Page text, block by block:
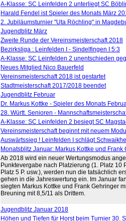
A-Klasse: SC Leinfelden 2 unterliegt SC
Harald Fendel ist Spieler des Monats März
2. Jubiläumsturnier "Uta Röchling" in
Jugendblitz März
Zweite Runde der Vereinsmeisterschaft 2018
Bezirksliga : Leinfelden I - Sindelfingen I 5:3
A-Klasse: SC Leinfelden 2 unentschieden
Neues Mitglied Nico Bauerfeld
Vereinsmeisterschaft 2018 ist gestartet
Stadtmeisterschaft 2017/2018 beendet
Jugendblitz Februar
Dr. Markus Kottke - Spieler des Monats
28. Württ. Senioren -
A-Klasse: SC Leinfelden 2 besiegt SC
Vereinsmeisterschaft beginnt mit neuem
Auswärtssieg ! Leinfelden I schlägt
Monatsblitz Januar: Markus Kottke und
Ab 2018 wird ein neuer Wertungsmodus
Punktevergabe nach Platzierung (1. Platz 10
Platz 5 P. usw.), werden nun die tatsächlich
gehen in díe Jahreswertung ein. Im Januar
siegten Markus Kottke und Frank Gehringer
Breuning mit 8,5/11 als Drittem.
Jugendblitz Januar 2018
Höhen und Tiefen für Horst beim Turnier 30.